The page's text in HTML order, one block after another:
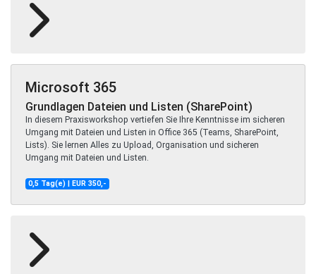
Microsoft 365
Grundlagen Dateien und Listen (SharePoint)
In diesem Praxisworkshop vertiefen Sie Ihre Kenntnisse im sicheren
Umgang mit Dateien und Listen in Office 365 (Teams, SharePoint,
Lists). Sie lernen Alles zu Upload, Organisation und sicheren
Umgang mit Dateien und Listen.
0,5 Tag(e) | EUR 350,-